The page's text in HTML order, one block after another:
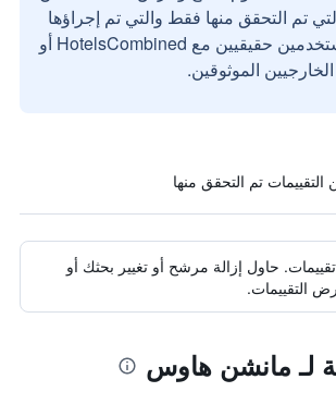
تم التحقق منها فقط والتي تم إجراؤها
بواسطة مستخدمين حقيقيين مع HotelsCombined أو
الموثوقين.
حاول إزالة مرشح أو تغيير بحثك أو
التقييمات.
لـ مانشن هاوس